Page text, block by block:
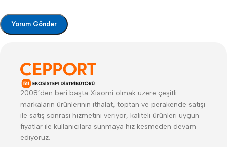
2008’den beri başta Xiaomi olmak üzere çeşitli
markaların ürünlerinin ithalat, toptan ve perakende satışı
ile satış sonrası hizmetini veriyor, kaliteli ürünleri uygun
fiyatlar ile kullanıcılara sunmaya hız kesmeden devam
ediyoruz.